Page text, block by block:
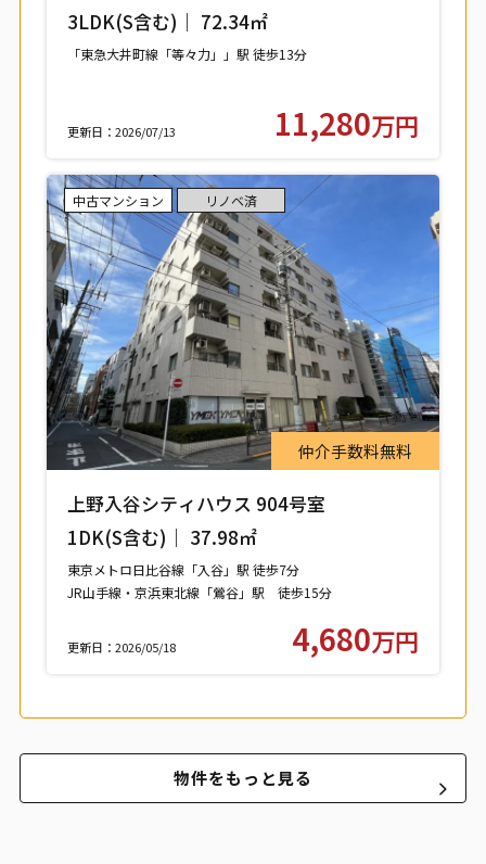
デンススクエア 208号室 【世田谷区中
町】
3LDK(S含む)｜ 72.34㎡
「東急大井町線「等々力」」駅 徒歩13分
更新日：2026/07/13 11,280万円
仲介手数料無料
中古マンション リノベ済
上野入谷シティハウス 904号室
1DK(S含む)｜ 37.98㎡
東京メトロ日比谷線「入谷」駅 徒歩7分
JR山手線・京浜東北線「鶯谷」駅 徒歩15分
更新日：2026/05/18 4,680万円
物件をもっと見る